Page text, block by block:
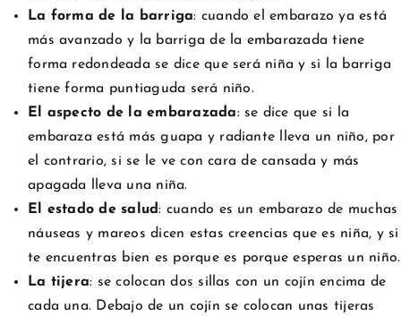
La forma de la barriga: cuando el embarazo ya está
más avanzado y la barriga de la embarazada tiene
forma redondeada se dice que será niña y si la barriga
tiene forma puntiaguda será niño.
El aspecto de la embarazada: se dice que si la
embaraza está más guapa y radiante lleva un niño, por
el contrario, si se le ve con cara de cansada y más
apagada lleva una niña.
El estado de salud: cuando es un embarazo de muchas
náuseas y mareos dicen estas creencias que es niña, y si
te encuentras bien es porque es porque esperas un niño.
La tijera: se colocan dos sillas con un cojín encima de
cada una. Debajo de un cojín se colocan unas tijeras